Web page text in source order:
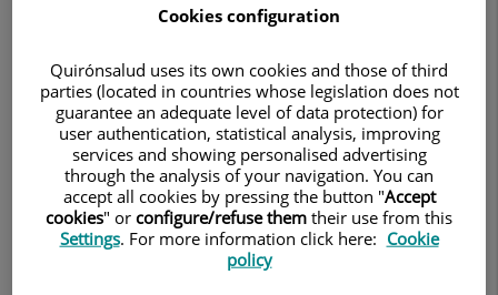
nervio periférico
microcirugía que permiten reparar los
nervios más sensibles
Cookies configuration
Quirónsalud uses its own cookies and those of third
parties (located in countries whose legislation does not
guarantee an adequate level of data protection) for
user authentication, statistical analysis, improving
services and showing personalised advertising
through the analysis of your navigation. You can
accept all cookies by pressing the button "Accept
cookies" or configure/refuse them their use from this
Settings. For more information click here: Cookie
policy